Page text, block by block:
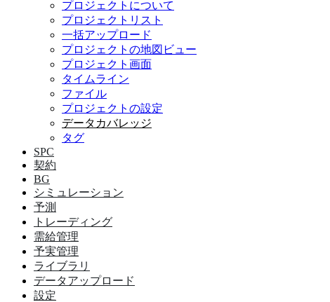
プロジェクトについて
プロジェクトリスト
一括アップロード
プロジェクトの地図ビュー
プロジェクト画面
タイムライン
ファイル
プロジェクトの設定
データカバレッジ
タグ
SPC
契約
BG
シミュレーション
予測
トレーディング
需給管理
予実管理
ライブラリ
データアップロード
設定